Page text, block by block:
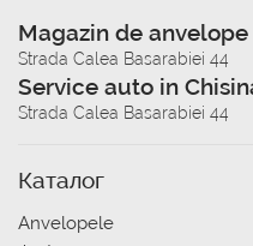
Magazin de anvelope
Strada Calea Basarabiei 44
Service auto in
Strada Calea Basarabiei 44
Каталог
Anvelopele